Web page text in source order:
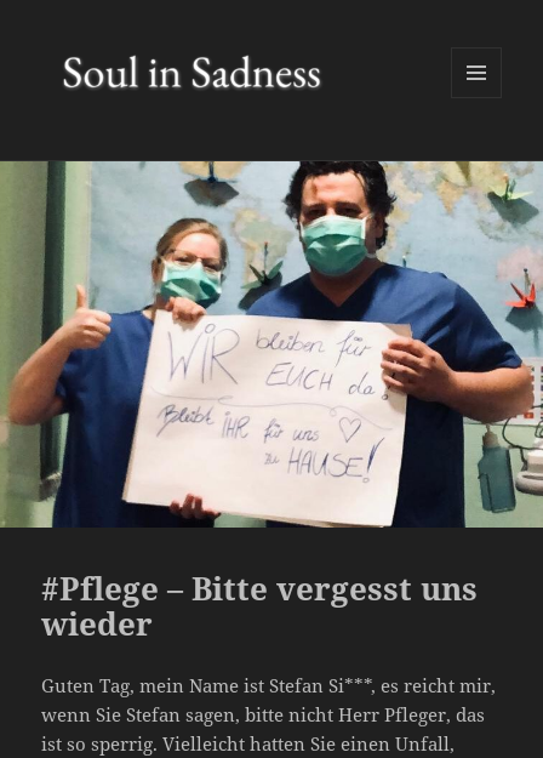
#Pflege – Bitte vergesst uns
wieder
Guten Tag, mein Name ist Stefan Si***, es reicht mir,
wenn Sie Stefan sagen, bitte nicht Herr Pfleger, das
ist so sperrig. Vielleicht hatten Sie einen Unfall,